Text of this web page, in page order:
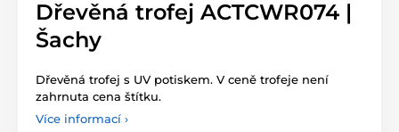
Dřevěná trofej ACTCWR074 |
Šachy
Dřevěná trofej s UV potiskem. V ceně trofeje není
zahrnuta cena štítku.
Více informací ›